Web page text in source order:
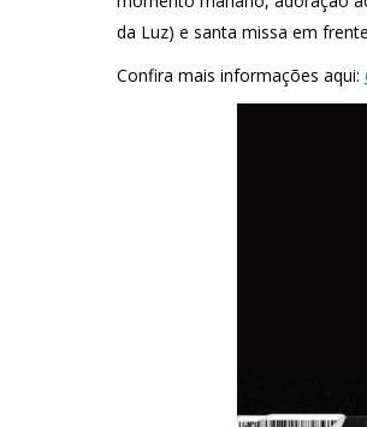
da Luz) e santa missa em
Confira mais informações aqui: